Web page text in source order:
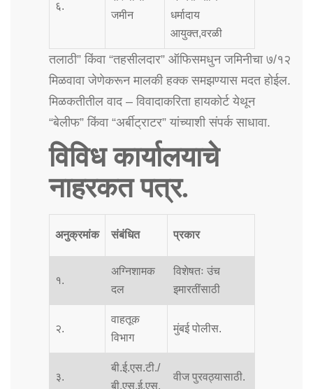
६.
जमीन
धर्मादाय
आयुक्त,वरळी
तलाठी” किंवा “तहसीलदार” ऑफिसमधुन जमिनीचा ७/१२
मिळवावा जेणेकरून मालकी हक्क समझण्यास मदत होईल.
मिळकतीतील वाद – विवादाकरिता हायकोर्ट येथून
“बेलीफ” किंवा “अर्बीट्राटर” यांच्याशी संपर्क साधावा.
विविध कार्यालयाचे
नाहरकत पत्र.
अनुक्रमांक संबंधित प्रकार
१.
अग्निशामक
दल
विशेषतः उंच
इमारतींसाठी
२.
वाहतूक
विभाग
मुंबई पोलीस.
३.
बी.ई.एस.टी./
बी.एस.ई.एस.
वीज पुरवठ्यासाठी.